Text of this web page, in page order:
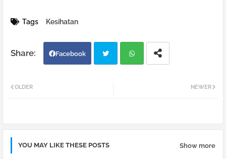
Tags Kesihatan
Facebook
pp
NEWER
OLDER
YOU MAY LIKE THESE POSTS Show more